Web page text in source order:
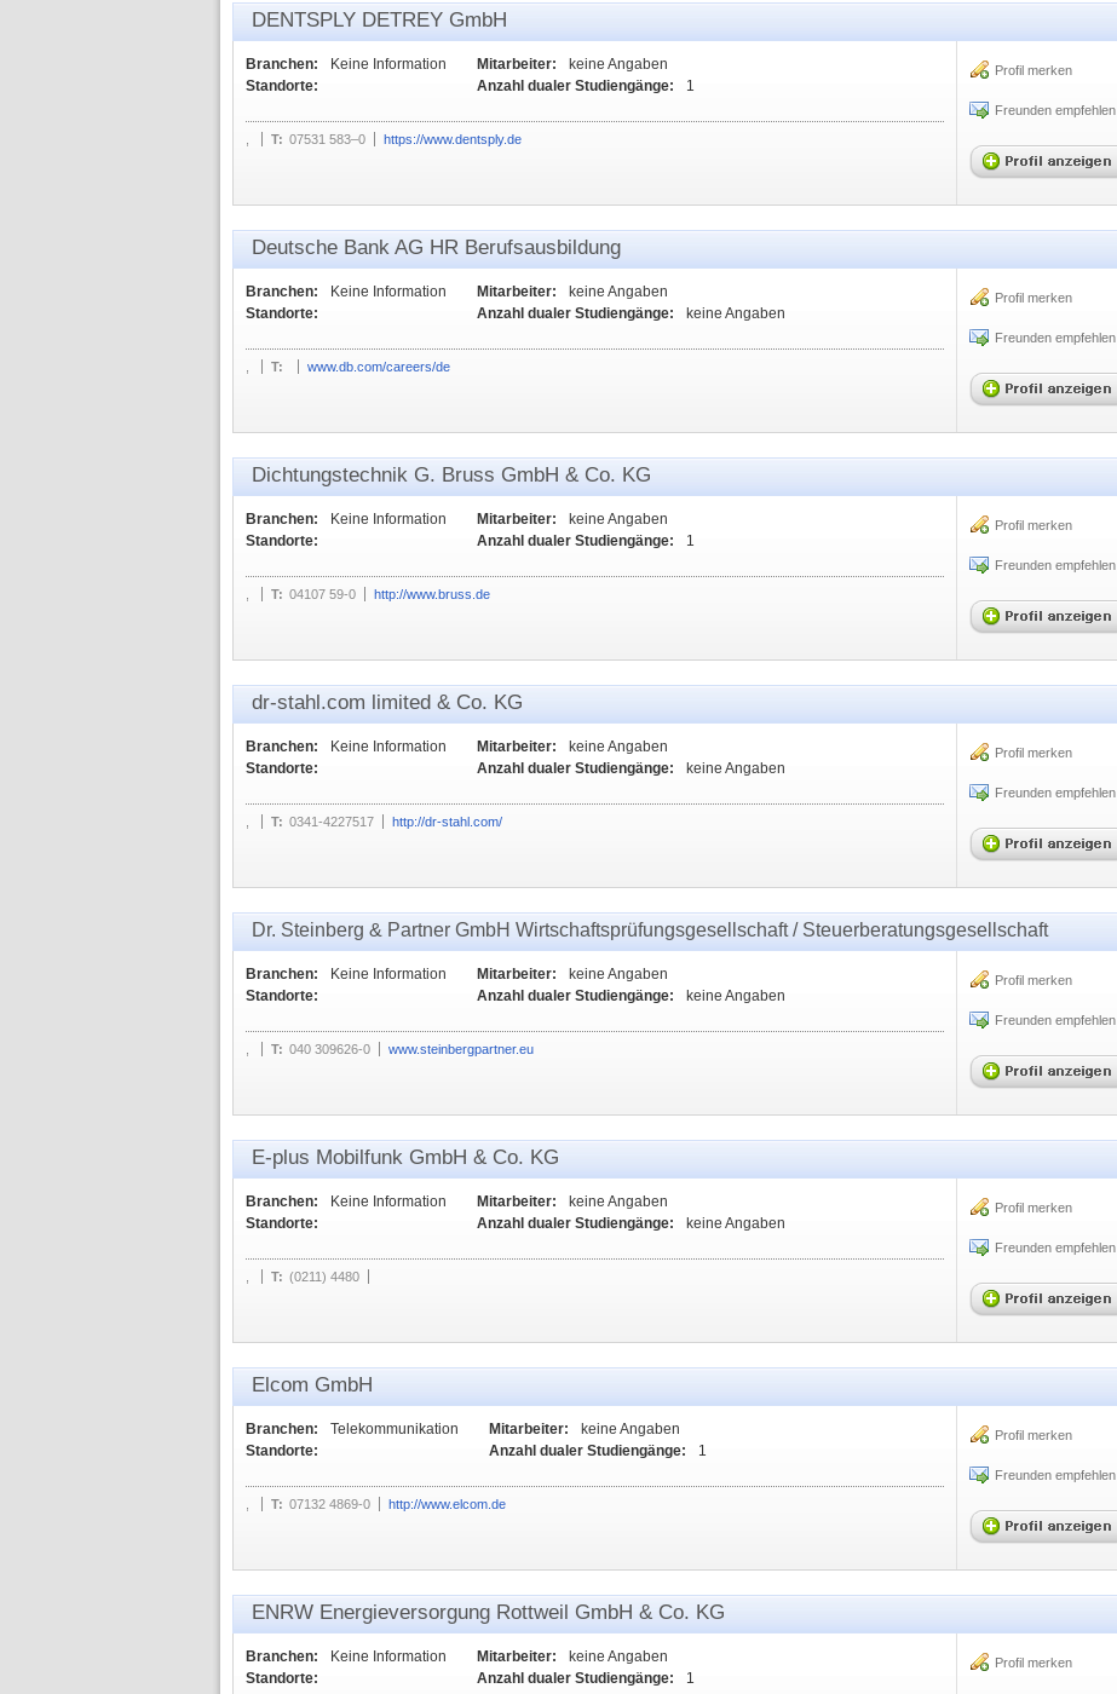
DENTSPLY DETREY GmbH
Branchen:
Keine Information
Standorte:
Mitarbeiter:
keine Angaben
Anzahl dualer Studiengänge:
1
T: 07531 583–0 https://www.dentsply.de
Profil merken
Freunden empfehlen
Deutsche Bank AG HR Berufsausbildung
Branchen:
Keine Information
Standorte:
Mitarbeiter:
keine Angaben
Anzahl dualer Studiengänge:
keine Angaben
T: www.db.com/careers/de
Profil merken
Freunden empfehlen
Dichtungstechnik G. Bruss GmbH & Co. KG
Branchen:
Keine Information
Standorte:
Mitarbeiter:
keine Angaben
Anzahl dualer Studiengänge:
1
T: 04107 59-0 http://www.bruss.de
Profil merken
Freunden empfehlen
dr-stahl.com limited & Co. KG
Branchen:
Keine Information
Standorte:
Mitarbeiter:
keine Angaben
Anzahl dualer Studiengänge:
keine Angaben
T: 0341-4227517 http://dr-stahl.com/
Profil merken
Freunden empfehlen
Dr. Steinberg & Partner GmbH Wirtschaftsprüfungsgesellschaft / Steuerberatungsgesellschaft
Branchen:
Keine Information
Standorte:
Mitarbeiter:
keine Angaben
Anzahl dualer Studiengänge:
keine Angaben
T: 040 309626-0 www.steinbergpartner.eu
Profil merken
Freunden empfehlen
E-plus Mobilfunk GmbH & Co. KG
Branchen:
Keine Information
Standorte:
Mitarbeiter:
keine Angaben
Anzahl dualer Studiengänge:
keine Angaben
T: (0211) 4480
Profil merken
Freunden empfehlen
Elcom GmbH
Branchen:
Telekommunikation
Standorte:
Mitarbeiter:
keine Angaben
Anzahl dualer Studiengänge:
1
T: 07132 4869-0 http://www.elcom.de
Profil merken
Freunden empfehlen
ENRW Energieversorgung Rottweil GmbH & Co. KG
Branchen:
Keine Information
Standorte:
Mitarbeiter:
keine Angaben
Anzahl dualer Studiengänge:
1
Profil merken